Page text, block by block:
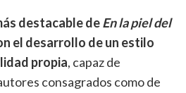
destacable deEn la piel del
el desarrollo de un estilo
propia, capaz de
consagrados como de